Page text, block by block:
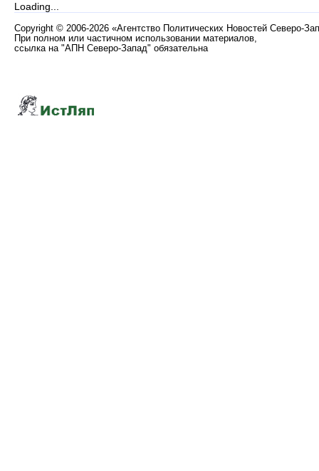
Loading...
Copyright © 2006-2026 «Агентство Политических Новостей Северо-
При полном или частичном использовании материалов,
ссылка на "АПН Северо-Запад" обязательна